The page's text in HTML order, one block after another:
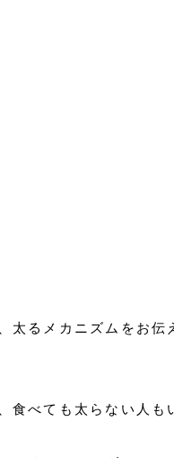
太るメカニズムをお伝
食べても太らない人も